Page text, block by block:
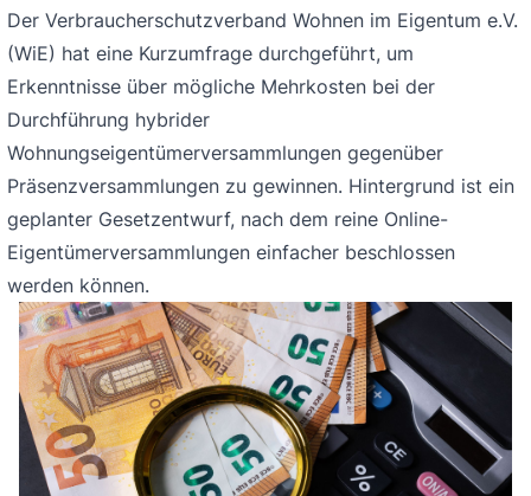
Der Verbraucherschutzverband Wohnen im Eigentum e.V.
(WiE) hat eine Kurzumfrage durchgeführt, um
Erkenntnisse über mögliche Mehrkosten bei der
Durchführung hybrider
Wohnungseigentümerversammlungen gegenüber
Präsenzversammlungen zu gewinnen. Hintergrund ist ein
geplanter Gesetzentwurf, nach dem reine Online-
Eigentümerversammlungen einfacher beschlossen
werden können.